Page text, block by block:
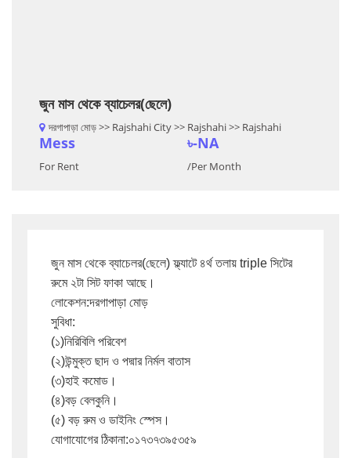
জুন মাস থেকে ব্যাচেলর(ছেলে)
দরগাপাড়া মোড় >> Rajshahi City >> Rajshahi >> Rajshahi
Mess
For Rent
৳-NA
/Per Month
জুন মাস থেকে ব্যাচেলর(ছেলে) ফ্ল্যাটে ৪র্থ তলায় triple সিটের
রুমে ২টা সিট ফাকা আছে।
লোকেশন:দরগাপাড়া মোড়
সুবিধা:
(১)নিরিবিলি পরিবেশ
(২)উন্মুক্ত ছাদ ও পদ্মার নির্মল বাতাস
(৩)হাই কমোড।
(৪)বড় বেলকুনি।
(৫) বড় রুম ও ডাইনিং স্পেস।
যোগাযোগের ঠিকানা:০১৭৩৭৩৯৫৩৫৯